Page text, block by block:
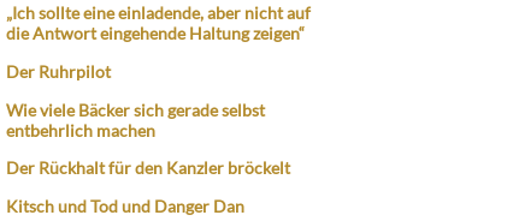
„Ich sollte eine einladende, aber nicht auf
die Antwort eingehende Haltung zeigen“
Der Ruhrpilot
Wie viele Bäcker sich gerade selbst
entbehrlich machen
Der Rückhalt für den Kanzler bröckelt
Kitsch und Tod und Danger Dan